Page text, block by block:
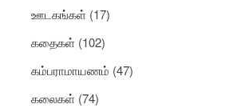
ஊடகங்கள் (17)
கதைகள் (102)
கம்பராமாயணம் (47)
கலைகள் (74)